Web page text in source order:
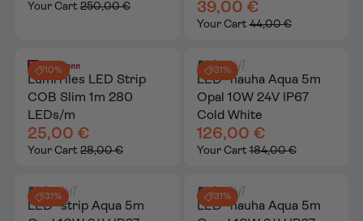
Your Cart 250,00 € 39,00 €
Your Cart44,00 €
10%
LumiTiles LED Strip
COB Slim 1m 280
LEDs/m
25,00 €
Your Cart 28,00 €
31%
LED -nauha Aqua 5m
Opal 10W 24V IP67
Cold White
126,00 €
Your Cart184,00 €
31%
LED -strip Aqua 5m
31%
LED -nauha Aqua 5m